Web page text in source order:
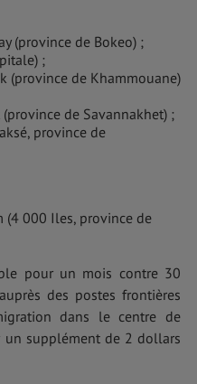
(province de Bokeo) ;
;
(province de Khammouane)
de Savannakhet) ;
province de
(4 000 Iles, province de
pour un mois contre 30
des postes frontières
dans le centre de
supplément de 2 dollars